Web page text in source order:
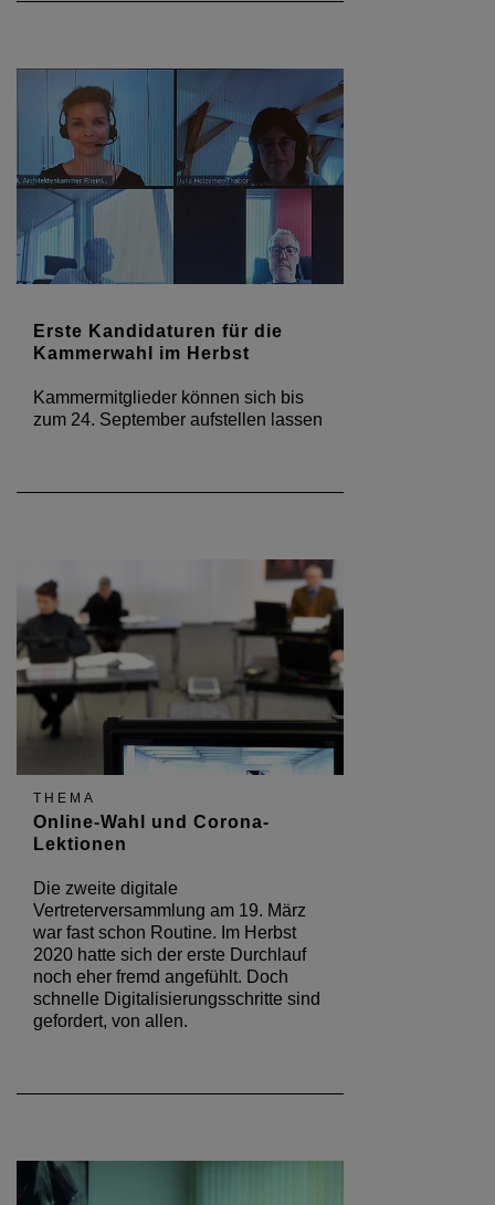
Erste Kandidaturen für die
Kammerwahl im Herbst
Kammermitglieder können sich bis
zum 24. September aufstellen lassen
THEMA
Online-Wahl und Corona-
Lektionen
Die zweite digitale
Vertreterversammlung am 19. März
war fast schon Routine. Im Herbst
2020 hatte sich der erste Durchlauf
noch eher fremd angefühlt. Doch
schnelle Digitalisierungsschritte sind
gefordert, von allen.